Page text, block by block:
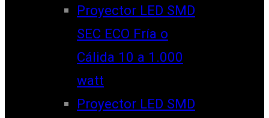
Proyector LED SMD
SEC ECO Fría o
Cálida 10 a 1.000
watt
Proyector LED SMD